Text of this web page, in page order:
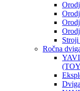
Stroji
Ročna